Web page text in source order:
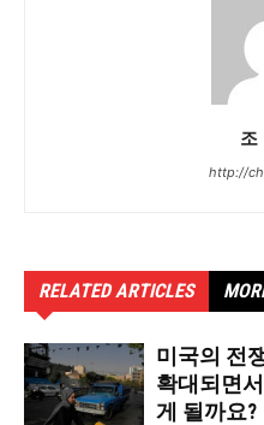
조
http://
RELATED ARTICLES
미국의 전
확대되면
게 될까요?